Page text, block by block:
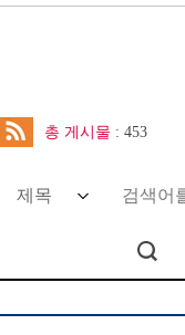
총 게시물 : 453